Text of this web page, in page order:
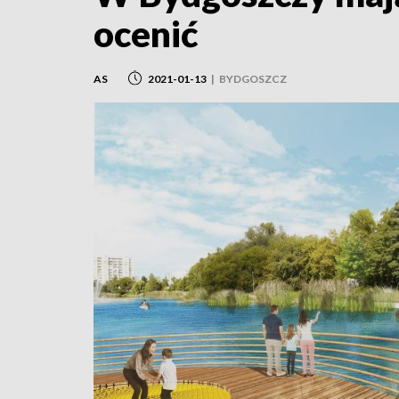
ocenić
AS 2021-01-13 | BYDGOSZCZ